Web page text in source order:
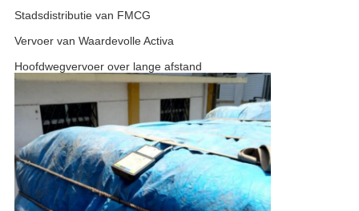
Stadsdistributie van FMCG
Vervoer van Waardevolle Activa
Hoofdwegvervoer over lange afstand